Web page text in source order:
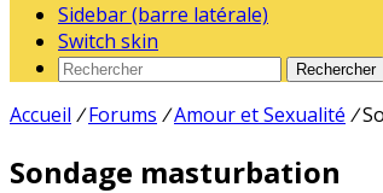
Sidebar (barre latérale)
Switch skin
Rechercher
Accueil / Forums /Amour et Sexualité /
Sondage masturbation